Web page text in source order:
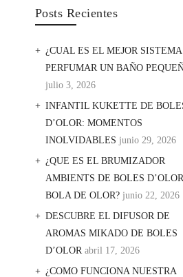
Posts Recientes
¿CUAL ES EL MEJOR SISTEMA
PERFUMAR UN BAÑO
julio 3, 2026
INFANTIL KUKETTE DE
D’OLOR: MOMENTOS
INOLVIDABLES junio 29, 2026
¿QUE ES EL BRUMIZADOR
AMBIENTS DE BOLES
BOLA DE OLOR? junio 22, 2026
DESCUBRE EL DIFUSOR DE
AROMAS MIKADO DE BOLES
D’OLOR abril 17, 2026
¿COMO FUNCIONA NUESTRA